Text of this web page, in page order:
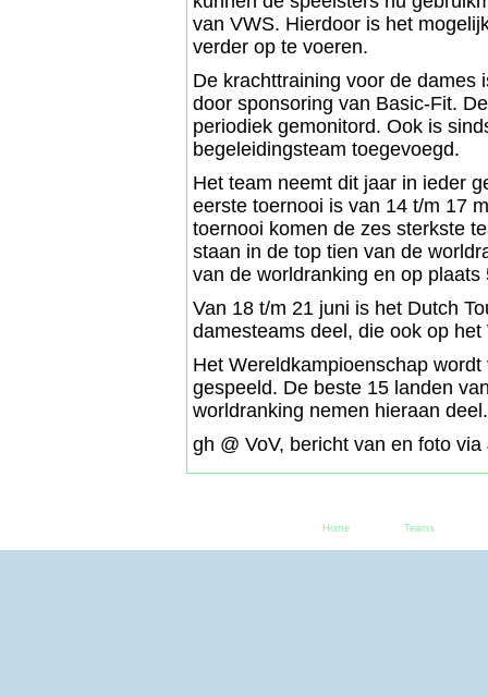
van VWS. Hierdoor is het
verder op te voeren.
De krachttraining voor de dames
door sponsoring van Basic-Fit.
periodiek gemonitord. Ook is
begeleidingsteam toegevoegd.
Het team neemt dit jaar in ieder
eerste toernooi is van 14 t/m 17
toernooi komen de zes sterkste
staan in de top tien van de
van de worldranking en op
Van 18 t/m 21 juni is het Dutch
damesteams deel, die ook op
Het Wereldkampioenschap
gespeeld. De beste 15 landen
worldranking nemen hieraan deel.
gh @ VoV, bericht van en foto
Home Teams